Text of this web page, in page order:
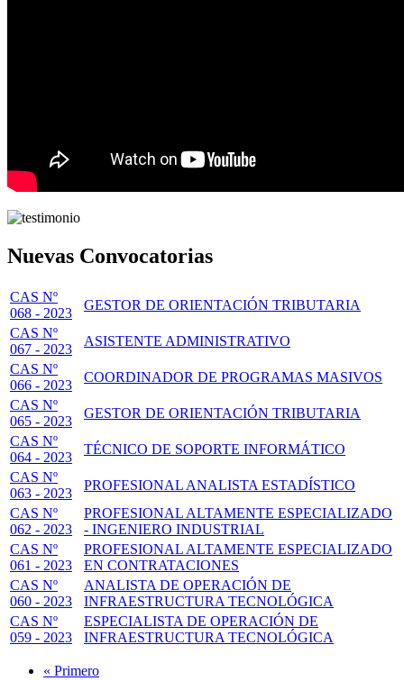
Nuevas Convocatorias
CAS Nº
068 - 2023
GESTOR DE ORIENTACIÓN TRIBUTARIA
CAS Nº
067 - 2023
ASISTENTE ADMINISTRATIVO
CAS Nº
066 - 2023
COORDINADOR DE PROGRAMAS MASIVOS
CAS Nº
065 - 2023
GESTOR DE ORIENTACIÓN TRIBUTARIA
CAS Nº
064 - 2023
TÉCNICO DE SOPORTE INFORMÁTICO
CAS Nº
063 - 2023
PROFESIONAL ANALISTA ESTADÍSTICO
CAS Nº
062 - 2023
PROFESIONAL ALTAMENTE ESPECIALIZADO
- INGENIERO INDUSTRIAL
CAS Nº
061 - 2023
PROFESIONAL ALTAMENTE ESPECIALIZADO
EN CONTRATACIONES
CAS Nº
060 - 2023
ANALISTA DE OPERACIÓN DE
INFRAESTRUCTURA TECNOLÓGICA
CAS Nº
059 - 2023
ESPECIALISTA DE OPERACIÓN DE
INFRAESTRUCTURA TECNOLÓGICA
Primera
« Primero